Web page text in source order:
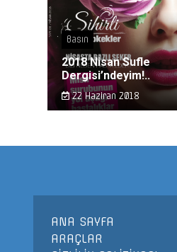
Basın
2018 Nisan Sufle
Dergisi’ndeyim!..
22 Haziran 2018
ANA SAYFA
ARAÇLAR